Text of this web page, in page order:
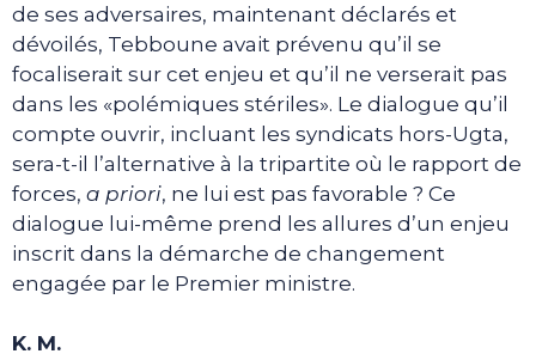
de ses adversaires, maintenant déclarés et
dévoilés, Tebboune avait prévenu qu’il se
focaliserait sur cet enjeu et qu’il ne verserait pas
dans les «polémiques stériles». Le dialogue qu’il
compte ouvrir, incluant les syndicats hors-Ugta,
sera-t-il l’alternative à la tripartite où le rapport de
forces, a priori, ne lui est pas favorable ? Ce
dialogue lui-même prend les allures d’un enjeu
inscrit dans la démarche de changement
engagée par le Premier ministre.
K. M.